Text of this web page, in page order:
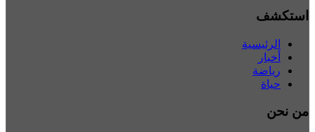
استكشف
الرئيسية
أخبار
رياضة
حياة
من نحن